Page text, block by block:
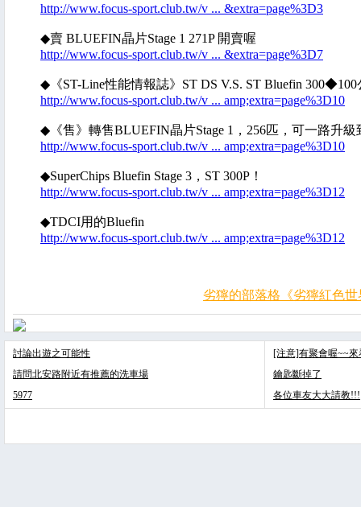
http://www.focus-sport.club.tw/v ... &extra=page%3D3
◆賣 BLUEFIN晶片Stage 1 271P 開賣喔
http://www.focus-sport.club.tw/v ... &extra=page%3D7
◆《ST-Line性能情報誌》ST DS V.S. ST Bluefin
http://www.focus-sport.club.tw/v ... amp;extra=page%3D10
◆《售》轉售BLUEFIN晶片Stage 1，256匹，可一路升級
http://www.focus-sport.club.tw/v ... amp;extra=page%3D10
◆SuperChips Bluefin Stage 3，ST 300P！
http://www.focus-sport.club.tw/v ... amp;extra=page%3D12
◆TDCI用的Bluefin
http://www.focus-sport.club.tw/v ... amp;extra=page%3D12
劣獰的部落格《劣獰紅色
討論出遊之可能性
請問北安路附近有推薦的洗車場
5977
[注意]有聚會喔~~來
鑰匙斷掉了
各位車友大大請教!!!